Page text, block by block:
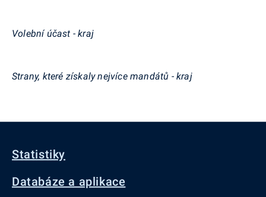
Volební účast - kraj
Strany, které získaly nejvíce mandátů - kraj
Statistiky
Databáze a aplikace